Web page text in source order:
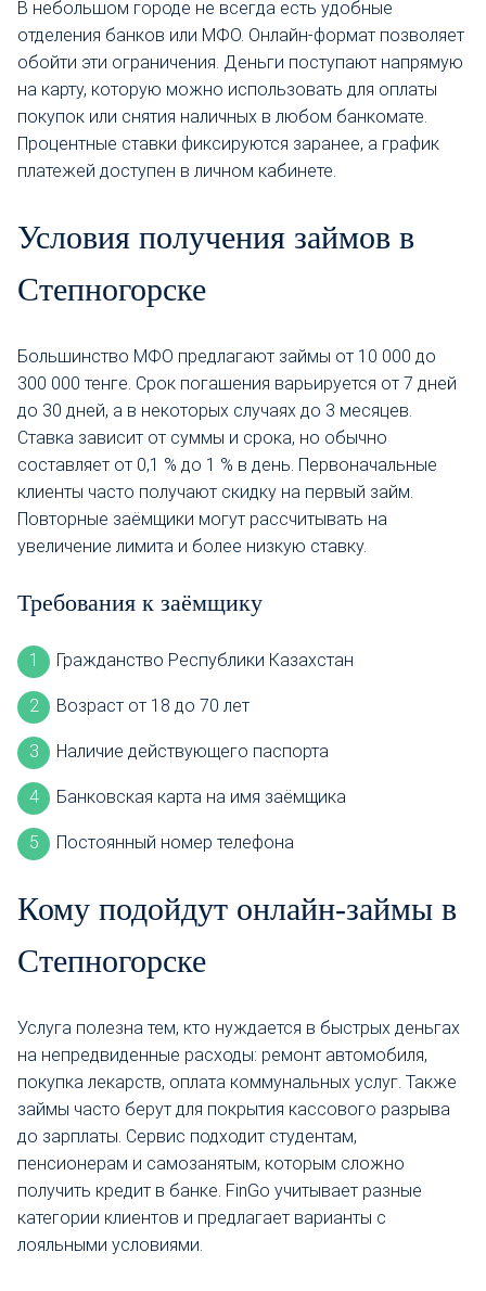
В небольшом городе не всегда есть удобные
отделения банков или МФО. Онлайн-формат позволяет
обойти эти ограничения. Деньги поступают напрямую
на карту, которую можно использовать для оплаты
покупок или снятия наличных в любом банкомате.
Процентные ставки фиксируются заранее, а график
платежей доступен в личном кабинете.
Условия получения займов в
Степногорске
Большинство МФО предлагают займы от 10 000 до
300 000 тенге. Срок погашения варьируется от 7 дней
до 30 дней, а в некоторых случаях до 3 месяцев.
Ставка зависит от суммы и срока, но обычно
составляет от 0,1 % до 1 % в день. Первоначальные
клиенты часто получают скидку на первый займ.
Повторные заёмщики могут рассчитывать на
увеличение лимита и более низкую ставку.
Требования к заёмщику
Гражданство Республики Казахстан
Возраст от 18 до 70 лет
Наличие действующего паспорта
Банковская карта на имя заёмщика
Постоянный номер телефона
Кому подойдут онлайн-займы в
Степногорске
Услуга полезна тем, кто нуждается в быстрых деньгах
на непредвиденные расходы: ремонт автомобиля,
покупка лекарств, оплата коммунальных услуг. Также
займы часто берут для покрытия кассового разрыва
до зарплаты. Сервис подходит студентам,
пенсионерам и самозанятым, которым сложно
получить кредит в банке. FinGo учитывает разные
категории клиентов и предлагает варианты с
лояльными условиями.